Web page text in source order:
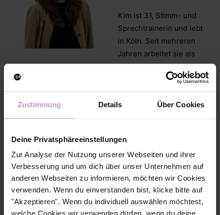
Zustimmung Details Über Cookies
Deine Privatsphäreeinstellungen
Zur Analyse der Nutzung unserer Webseiten und ihrer
Verbesserung und um dich über unser Unternehmen auf
anderen Webseiten zu informieren, möchten wir Cookies
verwenden. Wenn du einverstanden bist, klicke bitte auf
"Akzeptieren". Wenn du individuell auswählen möchtest,
Kim ist 31, Stimm- und
Sprechtrainerin und lebt
in Köln. Seit mehreren
Jahren arbeitet sie als
Trainerin und Dozentin mit Menschen aus
unterschiedlichen Kontexten und Unternehmen an deren
Stimme, Körpersprache, Atmung und Präsenz. Sie schätzt
an ihrer Arbeit die Vielfalt, die Abwechslung und dass
kleine Veränderungen viel bewirken können.
Kristina
Weith
Business-Mentorin &
Start-up-Expertin